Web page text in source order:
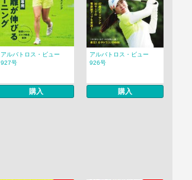
アルバトロス・ビュー
927号
購入
アルバトロス・ビュー
926号
購入